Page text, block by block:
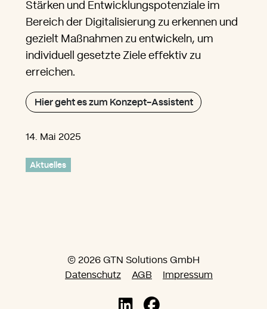
Stärken und Entwicklungspotenziale im
Bereich der Digitalisierung zu erkennen und
gezielt Maßnahmen zu entwickeln, um
individuell gesetzte Ziele effektiv zu
erreichen.
Hier geht es zum Konzept-Assistent
14. Mai 2025
Aktuelles
© 2026 GTN Solutions GmbH
Datenschutz
AGB Impressum